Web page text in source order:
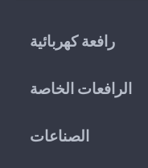
رافعة كهربائية
الرافعات الخاصة
الصناعات